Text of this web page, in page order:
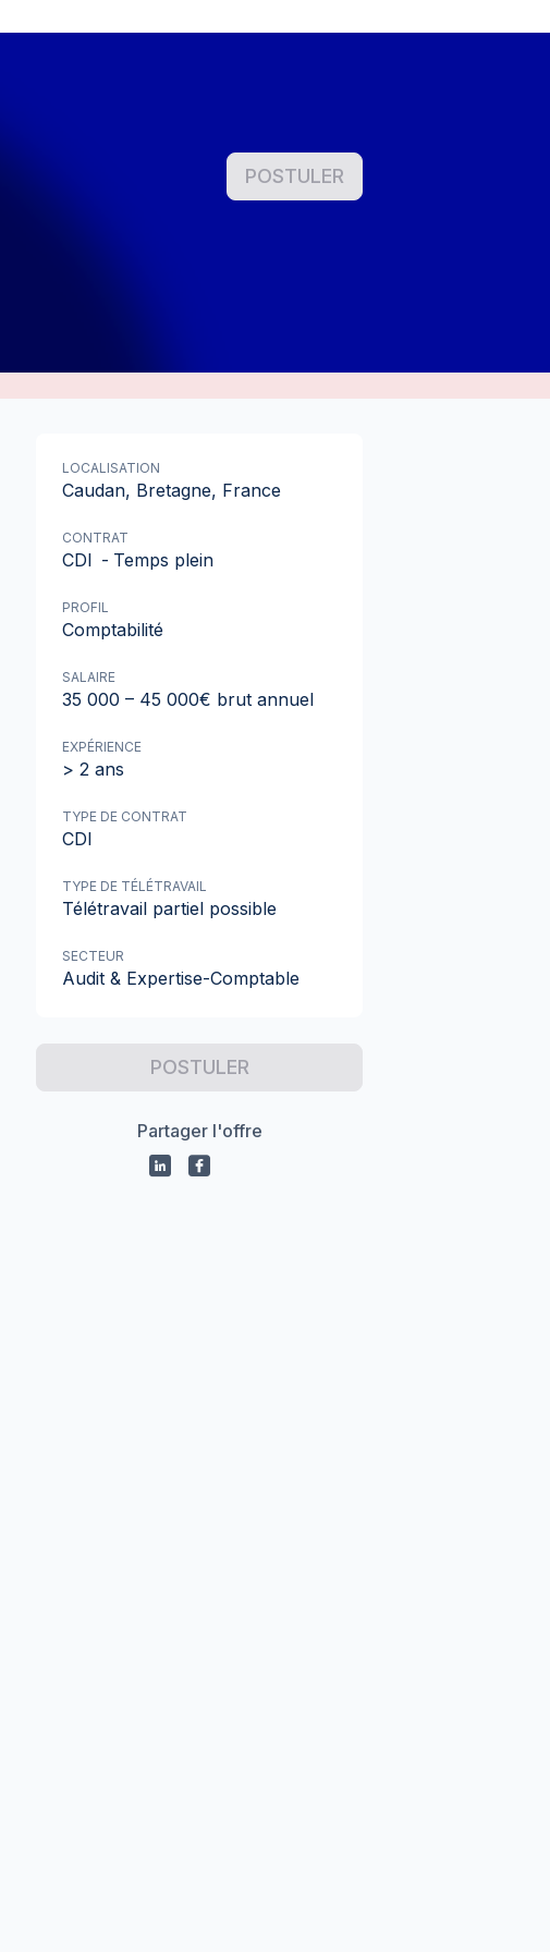
POSTULER
LOCALISATION
Caudan, Bretagne, France
CONTRAT
CDI - Temps plein
PROFIL
Comptabilité
SALAIRE
35 000 – 45 000€ brut annuel
EXPÉRIENCE
> 2 ans
TYPE DE CONTRAT
CDI
TYPE DE TÉLÉTRAVAIL
Télétravail partiel possible
SECTEUR
Audit & Expertise-Comptable
POSTULER
Partager l'offre